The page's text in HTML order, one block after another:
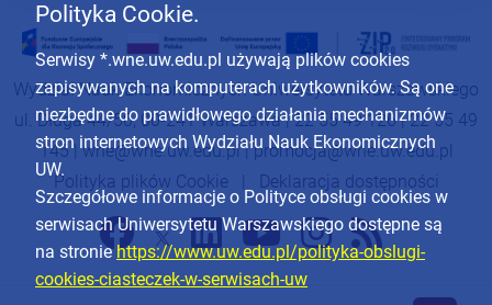
Wydział Nauk Ekonomicznych Uniwersytetu Warszawskiego
ul. Długa 44/50, 00-241 Warszawa | 22 55 49 126 | 22 55 49
145 |wne@wne.uw.edu.pl|promocja@wne.uw.edu.pl
Polityka plików Cookie| Deklaracja dostępności
Polityka Cookie.
Serwisy *.wne.uw.edu.pl używają plików cookies
zapisywanych na komputerach użytkowników. Są one
niezbędne do prawidłowego działania mechanizmów
stron internetowych Wydziału Nauk Ekonomicznych
UW.
Szczegółowe informacje o Polityce obsługi cookies w
serwisach Uniwersytetu Warszawskiego dostępne są
na stroniehttps://www.uw.edu.pl/polityka-obslugi-
cookies-ciasteczek-w-serwisach-uw